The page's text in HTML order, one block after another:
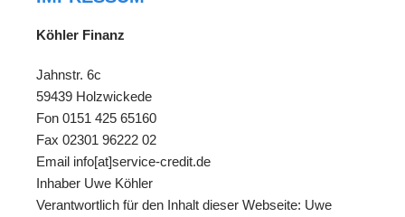
Köhler Finanz
Jahnstr. 6c
59439 Holzwickede
Fon 0151 425 65160
Fax 02301 96222 02
Email info[at]service-credit.de
Inhaber Uwe Köhler
Verantwortlich für den Inhalt dieser Webseite: Uwe